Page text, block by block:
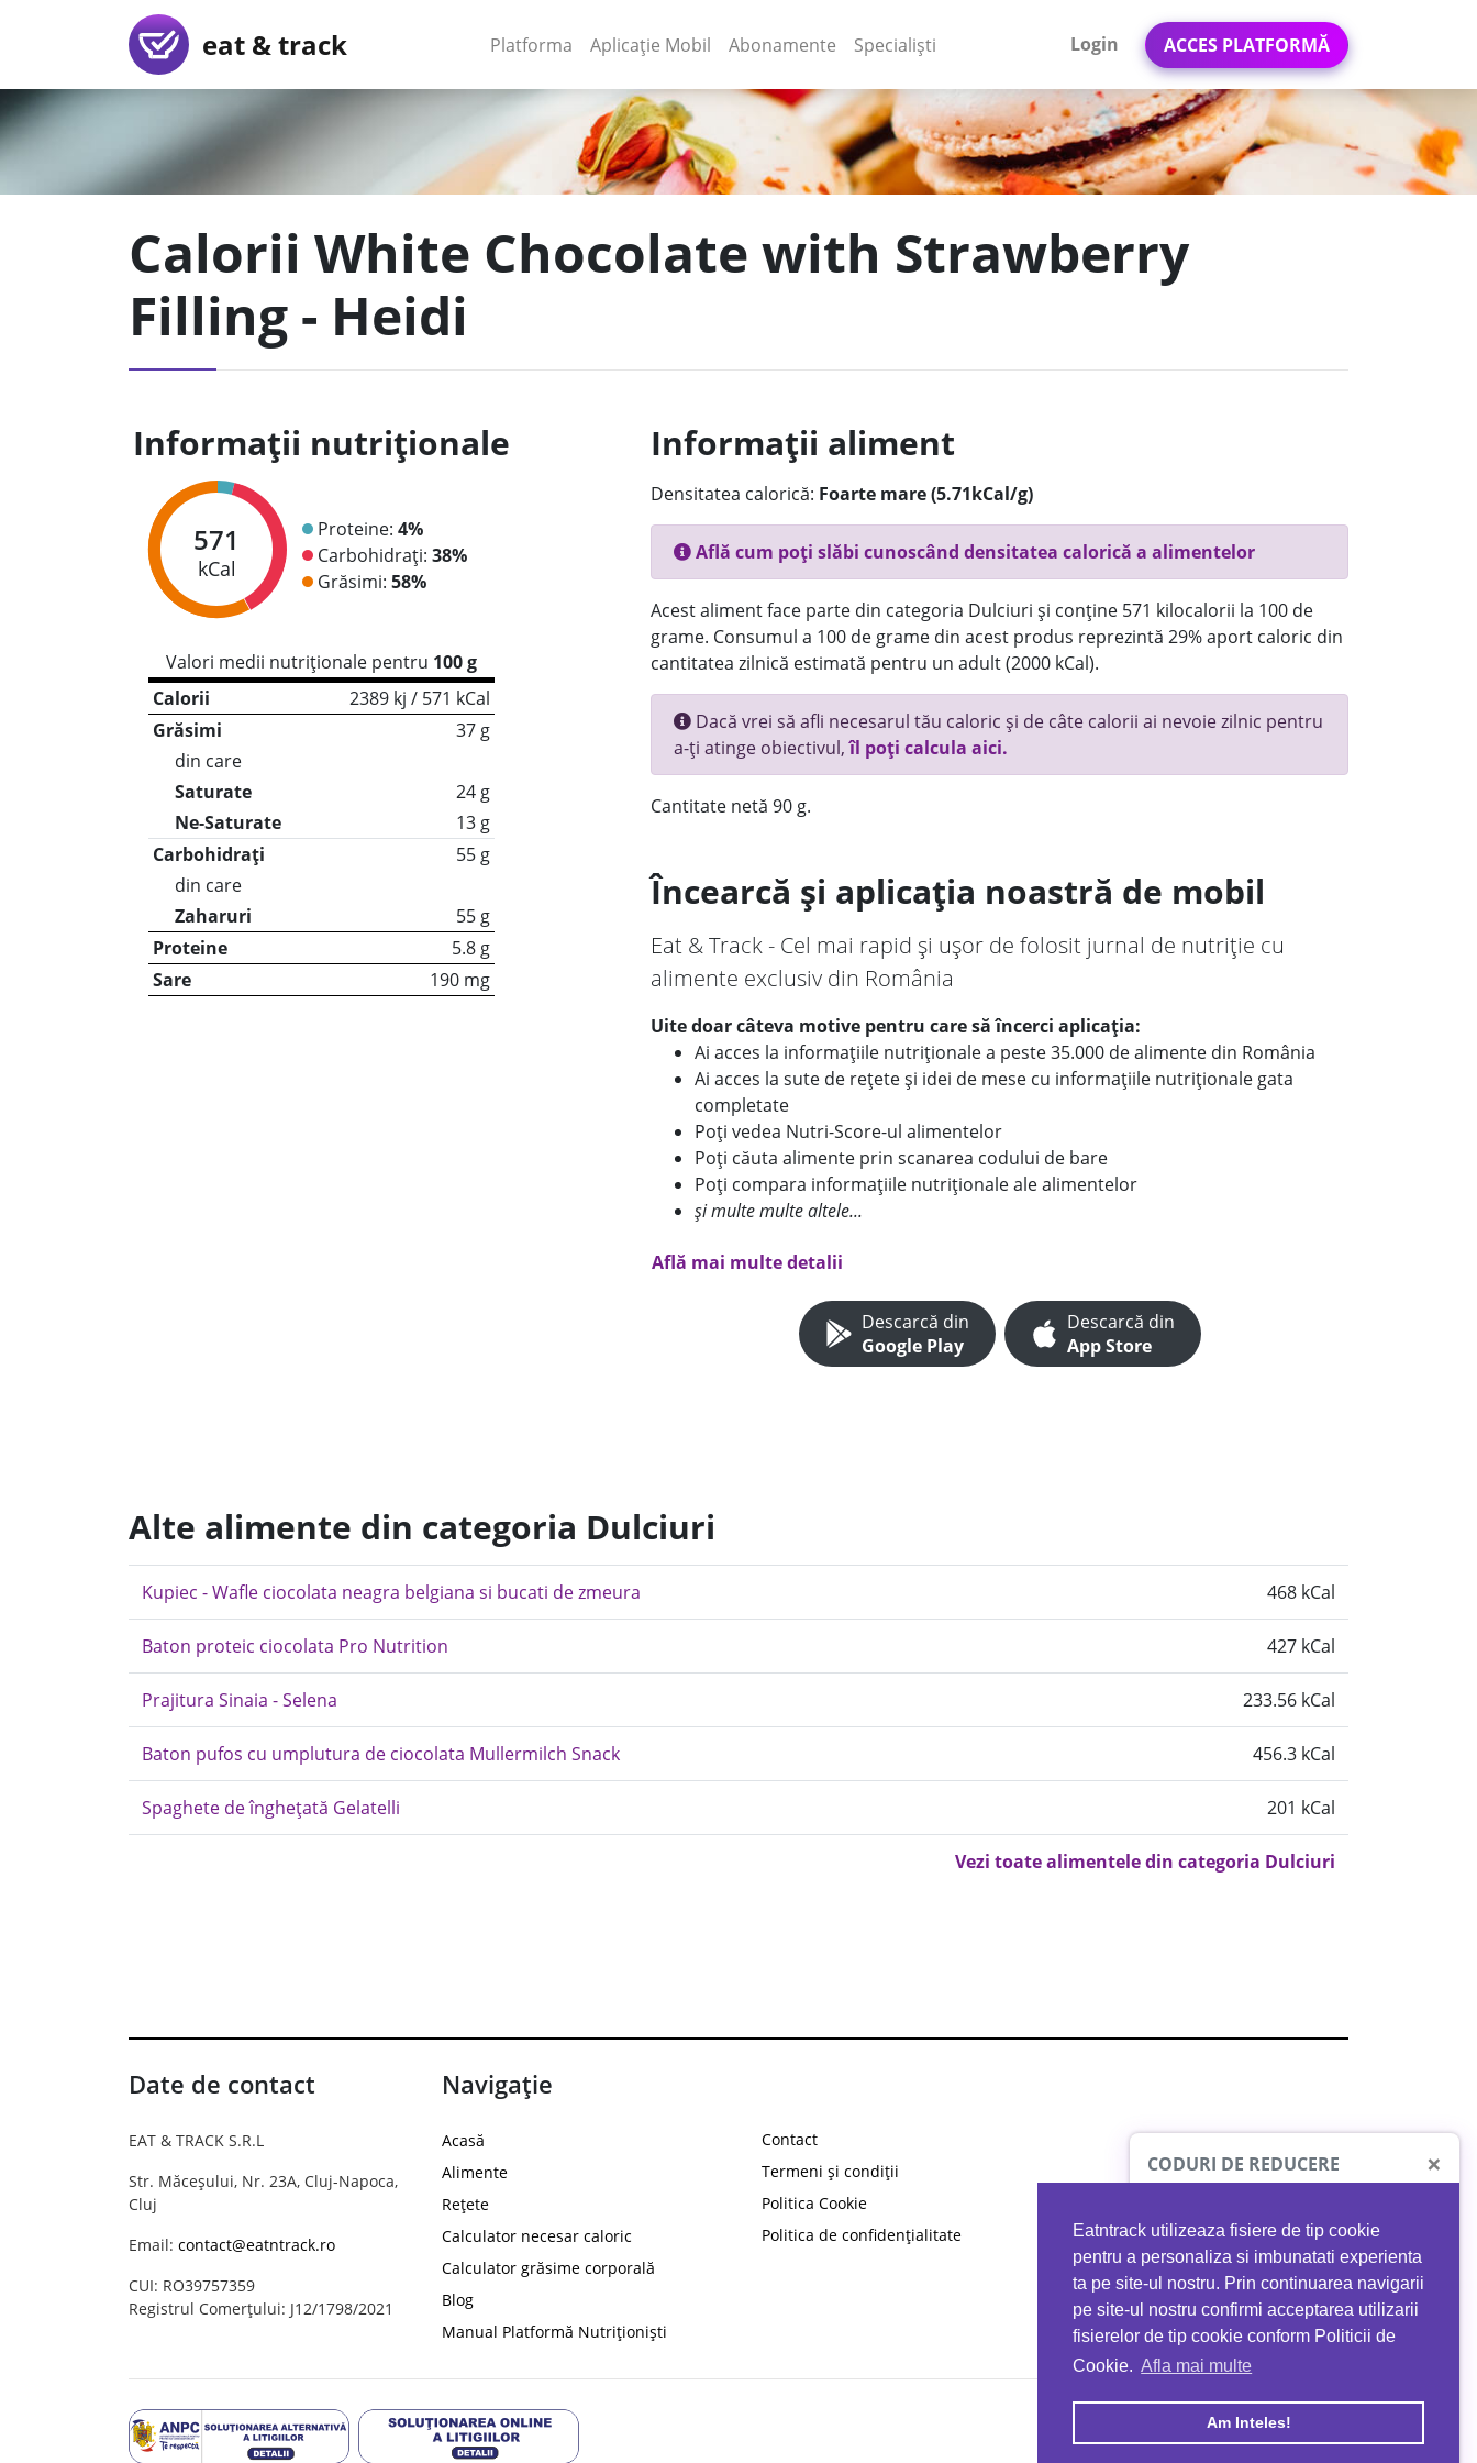
Eatntrack utilizeaza fisiere de tip cookie
pentru a personaliza si imbunatati experienta
ta pe site-ul nostru. Prin continuarea navigarii
pe site-ul nostru confirmi acceptarea utilizarii
fisierelor de tip cookie conform Politicii de
Cookie. Afla mai multe
Am Inteles!
eat & track Platforma (current)
Aplicație Mobil (current)
Abonamente Specialiști Login ACCES PLATFORMĂ
Calorii White Chocolate with Strawberry
Filling - Heidi
Informații nutriționale
571
kCal
Proteine: 4%
Carbohidrați: 38%
Grăsimi: 58%
Valori medii nutriționale pentru 100 g
Calorii
2389 kj / 571 kCal
Grăsimi
37 g
din care
Saturate
24 g
Ne-Saturate
13 g
Carbohidrați
55 g
din care
Zaharuri
55 g
Proteine
5.8 g
Sare
190 mg
Informații aliment
Densitatea calorică: Foarte mare (5.71kCal/g)
Află cum poți slăbi cunoscând densitatea calorică a alimentelor
Acest aliment face parte din categoria Dulciuri și conține 571 kilocalorii la 100 de
grame. Consumul a 100 de grame din acest produs reprezintă 29% aport caloric din
cantitatea zilnică estimată pentru un adult (2000 kCal).
Dacă vrei să afli necesarul tău caloric și de câte calorii ai nevoie zilnic pentru
a-ți atinge obiectivul,îl poți calcula aici.
Cantitate netă 90 g.
Încearcă și aplicația noastră de mobil
Eat & Track - Cel mai rapid și ușor de folosit jurnal de nutriție cu
alimente exclusiv din România
Uite doar câteva motive pentru care să încerci aplicația:
Ai acces la informațiile nutriționale a peste 35.000 de alimente din România
Ai acces la sute de rețete și idei de mese cu informațiile nutriționale gata
completate
Poți vedea Nutri-Score-ul alimentelor
Poți căuta alimente prin scanarea codului de bare
Poți compara informațiile nutriționale ale alimentelor
și multe multe altele...
Află mai multe detalii
Descarcă din
Google Play
Descarcă din
App Store
Alte alimente din categoria Dulciuri
Kupiec - Wafle ciocolata neagra belgiana si bucati de zmeura 468 kCal
Baton proteic ciocolata Pro Nutrition 427 kCal
Prajitura Sinaia - Selena 233.56 kCal
Baton pufos cu umplutura de ciocolata Mullermilch Snack 456.3 kCal
Spaghete de îngheţată Gelatelli 201 kCal
Vezi toate alimentele din categoria Dulciuri
Date de contact
EAT & TRACK S.R.L
Str. Măceșului, Nr. 23A, Cluj-Napoca,
Cluj
Email: contact@eatntrack.ro
CUI: RO39757359
Registrul Comerțului: J12/1798/2021
Navigație
Acasă
Alimente
Rețete
Calculator necesar caloric
Calculator grăsime corporală
Blog
Manual Platformă Nutriționiști
Contact
Termeni și condiții
Politica Cookie
Politica de confidențialitate
CODURI DE REDUCERE ×
PROTO41
reducere la orice comandă
EATNTRACK
MYPROTEIN
Ai40%reducere la orice comandă
folosind codul EATTRACK